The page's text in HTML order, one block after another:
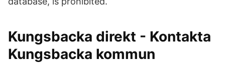
Kungsbacka direkt - Kontakta
Kungsbacka kommun